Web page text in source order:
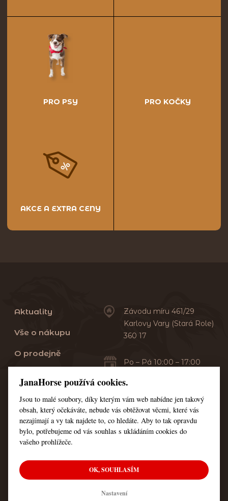
PRO PSY PRO KOČKY
AKCE A EXTRA CENY
Aktuality
Vše o nákupu
O prodejně
Servis
Kontakt
Nastavení cookies
Závodu míru 461/29
Karlovy Vary (Stará Role)
360 17
Po – Pá 10:00 – 17:00
+420 353 549 410
+420 608 444 378
© Všechna práva vyhrazena JanaHorse
JanaHorse používá cookies.
Jsou to malé soubory, díky kterým vám web nabídne jen takový
obsah, který očekáváte, nebude vás obtěžovat věcmi, které vás
nezajímají a vy tak najdete to, co hledáte. Aby to tak opravdu
bylo, potřebujeme od vás souhlas s ukládáním cookies do
vašeho prohlížeče.
OK, SOUHLASÍM
Nastavení